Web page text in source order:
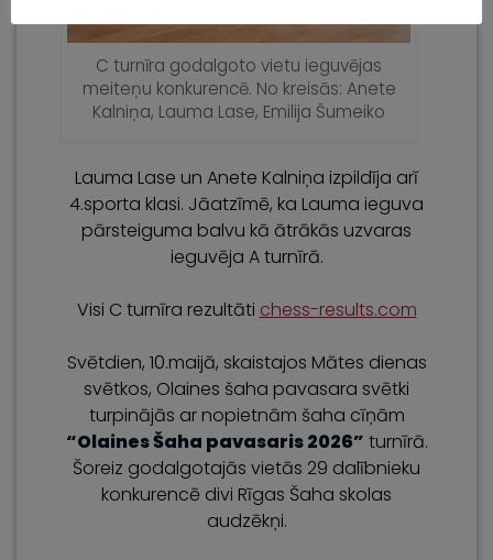
C turnīra godalgoto vietu ieguvējas
meiteņu konkurencē. No kreisās: Anete
Kalniņa, Lauma Lase, Emilija Šumeiko
Lauma Lase un Anete Kalniņa izpildīja arī
4.sporta klasi. Jāatzīmē, ka Lauma ieguva
pārsteiguma balvu kā ātrākās uzvaras
ieguvēja A turnīrā.
Visi C turnīra rezultāti chess-results.com
Svētdien, 10.maijā, skaistajos Mātes dienas
svētkos, Olaines šaha pavasara svētki
turpinājās ar nopietnām šaha cīņām
“Olaines Šaha pavasaris 2026” turnīrā.
Šoreiz godalgotajās vietās 29 dalībnieku
konkurencē divi Rīgas Šaha skolas
audzēkņi.